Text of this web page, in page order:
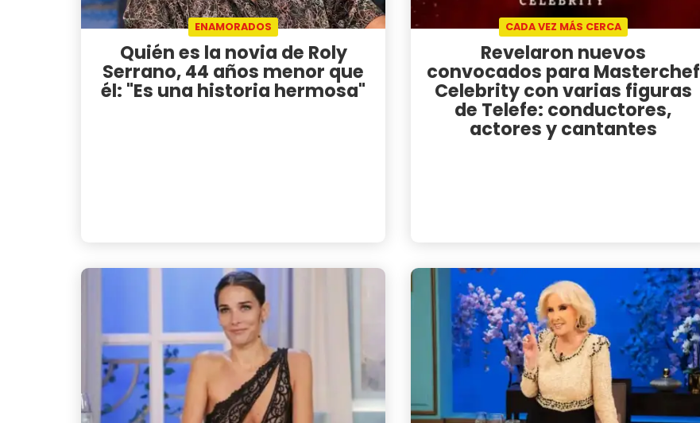
ENAMORADOS
Quién es la novia de Roly
Serrano, 44 años menor que
él: "Es una historia hermosa"
CADA VEZ MÁS CERCA
Revelaron nuevos
convocados para Masterchef
Celebrity con varias figuras
de Telefe: conductores,
actores y cantantes